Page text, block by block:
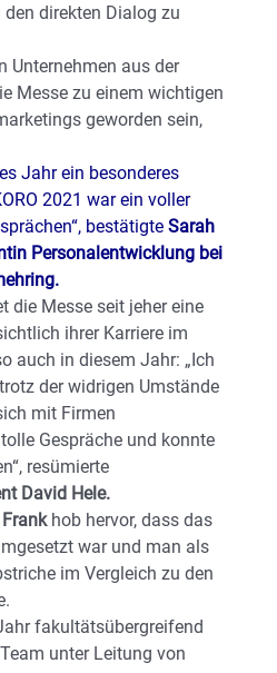
direkten Dialog zu
Unternehmen aus der
Messe zu einem wichtigen
geworden sein,
Jahr ein besonderes
2021 war ein voller
bestätigte Sarah
Personalentwicklung bei
die Messe seit jeher eine
ihrer Karriere im
auch in diesem Jahr: „Ich
der widrigen Umstände
mit Firmen
Gespräche und konnte
resümierte
David Hele.
hob hervor, dass das
war und man als
im Vergleich zu den
fakultätsübergreifend
unter Leitung von